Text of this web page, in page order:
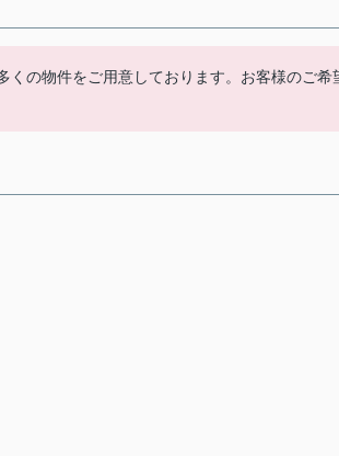
くの物件をご用意しております。お客様のご希